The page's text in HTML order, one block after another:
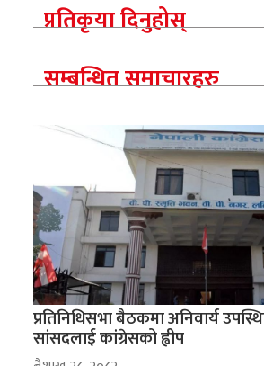
प्रतिकृया दिनुहोस्
सम्बन्धित समाचारहरु
प्रतिनिधिसभा बैठकमा अनिवार्य
सांसदलाई कांग्रेसको ह्वीप